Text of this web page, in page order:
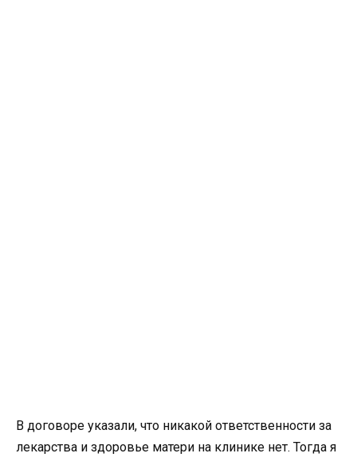
В договоре указали, что никакой ответственности за
лекарства и здоровье матери на клинике нет. Тогда я